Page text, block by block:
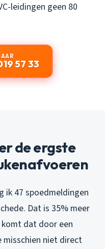
leidingen geen 80
57 33
de ergste
ik 47 spoedmeldingen
Dat is 35% meer
komt dat door een
misschien niet direct